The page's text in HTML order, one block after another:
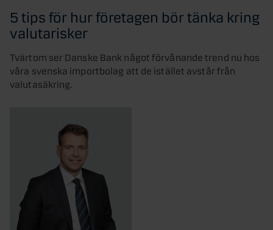
5 tips för hur företagen bör tänka kring
valutarisker
Tvärtom ser Danske Bank något förvånande trend nu hos
våra svenska importbolag att de istället avstår från
valutasäkring.